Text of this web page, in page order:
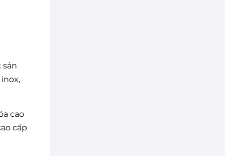
sản
cao
cấp